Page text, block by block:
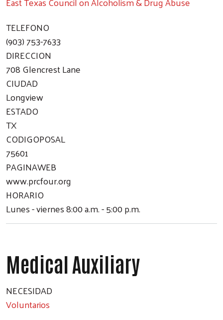
TELEFONO
(903) 753-7633
DIRECCION
708 Glencrest Lane
CIUDAD
Longview
ESTADO
TX
CODIGOPOSAL
75601
PAGINAWEB
www.prcfour.org
HORARIO
Lunes - viernes 8:00 a.m. - 5:00 p.m.
Medical Auxiliary
NECESIDAD
Voluntarios